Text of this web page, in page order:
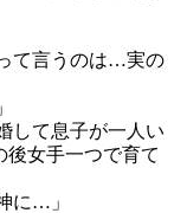
て言うのは…実の
して息子が一人い
後女手一つで育て
に…」